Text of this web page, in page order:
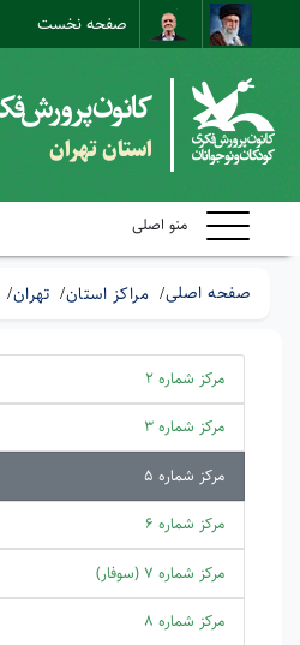
صفحه نخست
نقشه سایت
ارتباط مستقیم
استان تهران
منو اصلی
صفحه اصلی مراکز استان تهران
مرکز شماره 2
مرکز شماره 3
مرکز شماره 5
مرکز شماره 6
مرکز شماره 7 (سوفار)
مرکز شماره 8